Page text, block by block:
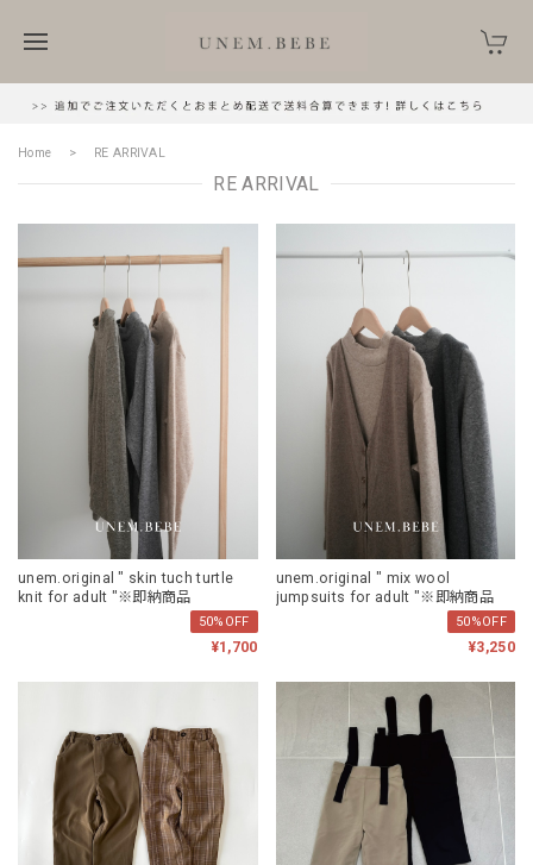
Home RE ARRIVAL
RE ARRIVAL
unem.original " skin tuch turtle
knit for adult "※即納商品
50%OFF
¥1,700
unem.original " mix wool
jumpsuits for adult "※即納商品
50%OFF
¥3,250